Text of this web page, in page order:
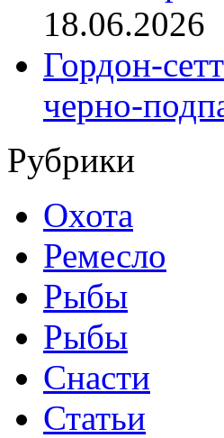
18.06.2026
Гордон-
черно-
Рубрики
Охота
Ремесло
Рыбы
Рыбы
Снасти
Статьи